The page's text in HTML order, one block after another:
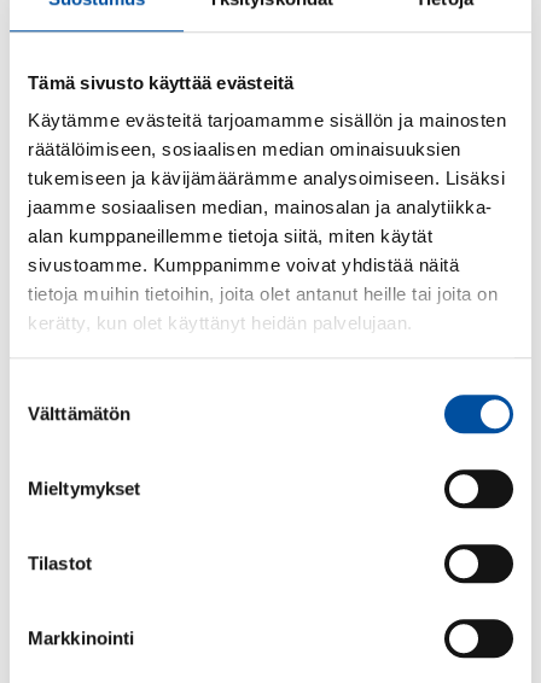
Tämä sivusto käyttää evästeitä
Käytämme evästeitä tarjoamamme sisällön ja mainosten
räätälöimiseen, sosiaalisen median ominaisuuksien
tukemiseen ja kävijämäärämme analysoimiseen. Lisäksi
jaamme sosiaalisen median, mainosalan ja analytiikka-
alan kumppaneillemme tietoja siitä, miten käytät
sivustoamme. Kumppanimme voivat yhdistää näitä
tietoja muihin tietoihin, joita olet antanut heille tai joita on
kerätty, kun olet käyttänyt heidän palvelujaan.
valinta
Välttämätön
Mieltymykset
Tilastot
Markkinointi
Ammattitauti-ilmoituksia jää
edelleen tekemättä
Lääkäreillä on lakisääteinen velvollisuus
ilmoittaa ammattitaudista, sen epäilystä tai muusta
työperäisen sairauden epäilystä Lupa-
ja valvontavirastoon (aiemmin Aluehallintovirasto).
– Ilmoitusvelvollisuudesta huolimatta yli puolet
valvontavirastoon. Jatkossa on keskeistä tiedottaa ja
lääkäreitä ilmoitusvelvollisuuteen liittyen, ylilääkäriKirs
i KoskelaTyöterveyslaitoksesta toteaa.
Ammattitauti-ilmoitusten tietoja käytetään työsuojelun
iseksi sekä työperäisten